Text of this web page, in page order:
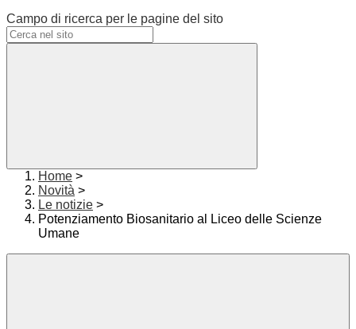
Campo di ricerca per le pagine del sito
Home >
Novità >
Le notizie >
Potenziamento Biosanitario al Liceo delle Scienze
Umane